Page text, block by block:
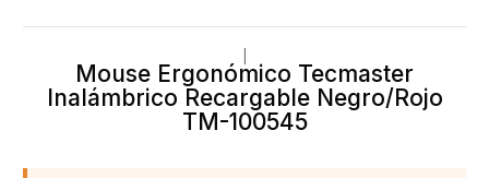
Mouse Ergonómico Tecmaster
Inalámbrico Recargable Negro/Rojo
TM-100545